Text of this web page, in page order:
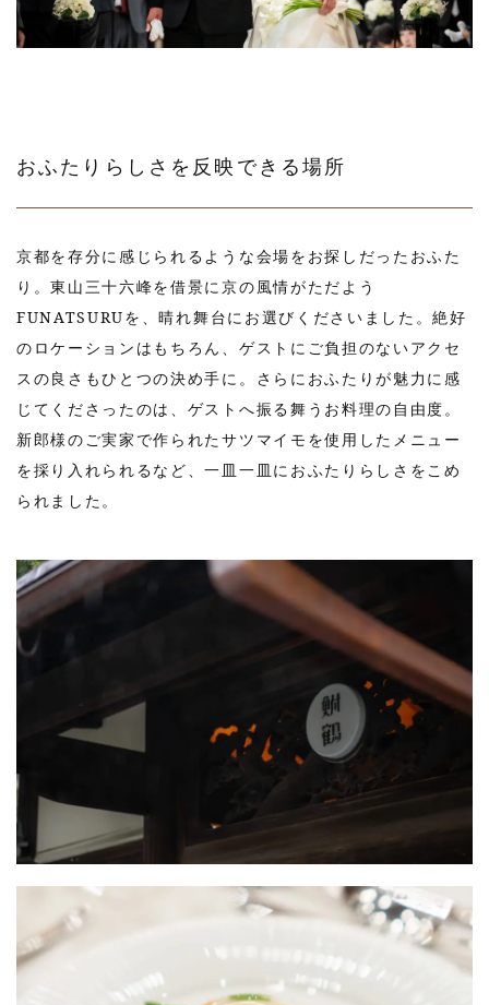
おふたりらしさを反映できる場所
京都を存分に感じられるような会場をお探しだったおふた
り。東山三十六峰を借景に京の風情がただよう
FUNATSURUを、晴れ舞台にお選びくださいました。絶好
のロケーションはもちろん、ゲストにご負担のないアクセ
スの良さもひとつの決め手に。さらにおふたりが魅力に感
じてくださったのは、ゲストへ振る舞うお料理の自由度。
新郎様のご実家で作られたサツマイモを使用したメニュー
を採り入れられるなど、一皿一皿におふたりらしさをこめ
られました。